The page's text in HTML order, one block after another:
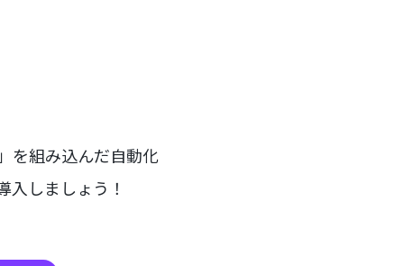
を組み込んだ自動化
入しましょう！